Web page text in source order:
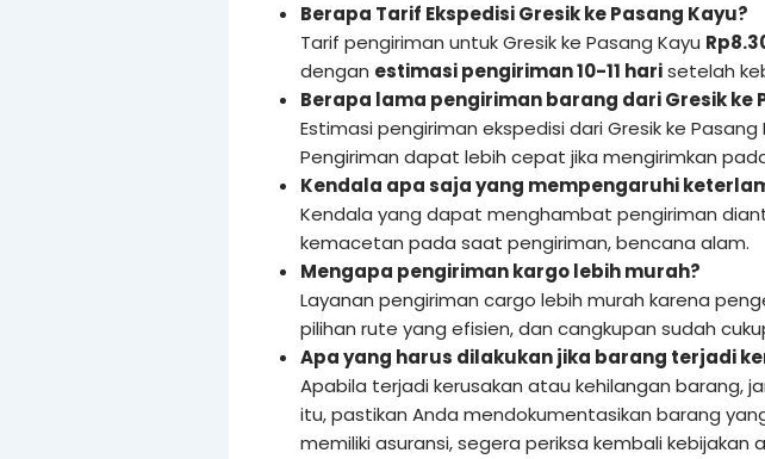
Berapa Tarif Ekspedisi Gresik ke Pasang Kayu?
Tarif pengiriman untuk Gresik ke Pasang Kayu
dengan estimasi pengiriman 10-11 harisetelah
Berapa lama pengiriman barang dari Gresik ke
Estimasi pengiriman ekspedisi dari Gresik ke Pasang
Pengiriman dapat lebih cepat jika mengirimkan
Kendala apa saja yang mempengaruhi
Kendala yang dapat menghambat pengiriman
kemacetan pada saat pengiriman, bencana alam.
Mengapa pengiriman kargo lebih murah?
Layanan pengiriman cargo lebih murah karena
pilihan rute yang efisien, dan cangkupan sudah
Apa yang harus dilakukan jika barang terjadi
Apabila terjadi kerusakan atau kehilangan barang,
itu, pastikan Anda mendokumentasikan barang
memiliki asuransi, segera periksa kembali